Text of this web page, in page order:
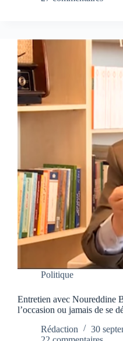
Politique
Entretien avec Noureddine
l’occasion ou jamais de se
Rédaction
30